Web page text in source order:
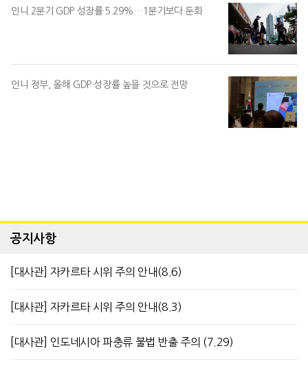
인니 2분기 GDP 성장률 5.29%…1분기보다 둔화
인니 정부, 올해 GDP 성장률 높을 것으로 전망
공지사항
[대사관] 자카르타 시위 주의 안내(8.6)
[대사관] 자카르타 시위 주의 안내(8.3)
[대사관] 인도네시아 파충류 불법 반출 주의 (7.29)